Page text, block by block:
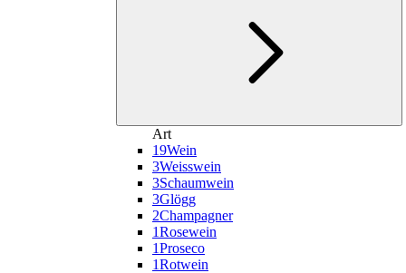
Art
19Wein
3Weisswein
3Schaumwein
3Glögg
2Champagner
1Rosewein
1Proseco
1Rotwein